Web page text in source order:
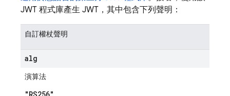
JWT 程式庫產生 JWT，其中包含下列聲明：
自訂權杖聲明
alg
演算法